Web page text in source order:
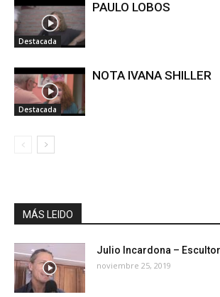
Destacada
PAULO LOBOS
Destacada
NOTA IVANA SHILLER
MÁS LEIDO
Julio Incardona – Escultor
noviembre 25, 2019